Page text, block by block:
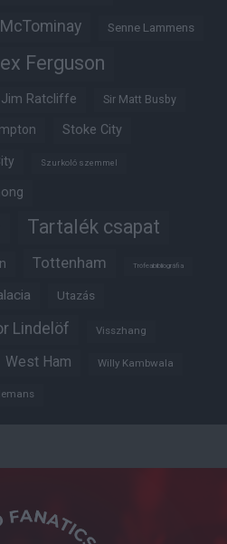
Senne Lammens
Ferguson
Ratcliffe Sir Matt Busby
Stoke City
Szurkoló szemmel
Tartalék csapat
Tottenham Trófeabibliográfia
Utazás
Lindelöf Visszhang
West Ham Willy Kambwala